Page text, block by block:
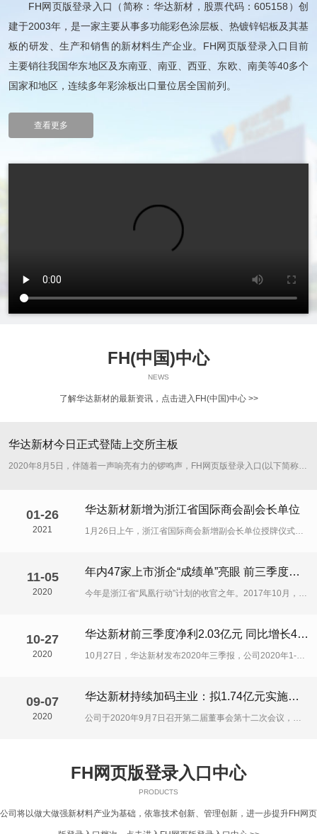
FH网页版登录入口（简称：华达新材，股票代码：605158）创
建于2003年，是一家主要从事多功能彩色涂层板、热镀锌铝板及其基
板的研发、生产和销售的新材料生产企业。FH网页版登录入口目前
主要销往我国华东地区及东南亚、南亚、西亚、东欧、南美等40多个
国家和地区，连续多年彩涂板出口量位居全国前列。
查看更多
FH(中国)中心
NEWS
了解华达新材的最新资讯， 点击进入FH(中国)中心 >>
08-05
华达新材今日正式登陆上交所主板
2020年8月5日，伴随着一声响亮有力的锣鸣声，FH网页版登录入口(以下简称“华达新材”)正式在上海证券交易所主板挂牌上市，登陆A股资本...
01-26
2021
华达新材新增为浙江省国际商会副会长单位
1月26日上午，浙江省国际商会新增副会长单位授牌仪式在杭州成功举行，省贸促、省国际商会会长陈宗尧为FH网页版登录入口等6家新当选的副会长....
11-05
2020
年内47家上市浙企“成绩单”亮眼 前三季度营收均超亿元
今年是浙江省“凤凰行动”计划的收官之年。2017年10月，浙江省提出以企业上市和并购重组为核心的“凤凰行动”计划，鼓励浙江企业加快上市步伐。自“凤....
10-27
2020
华达新材前三季度净利2.03亿元 同比增长43.99%
10月27日，华达新材发布2020年三季报，公司2020年1-9月实现营业收入43.97亿元，同比增长9.51%，归属于上市公司股东的净利润为2.....
09-07
2020
华达新材持续加码主业：拟1.74亿元实施技改项目
公司于2020年9月7日召开第二届董事会第十二次会议，审议通过《关于实施年产35万吨热镀铝锌板及基板技改项目的议案》。公司拟以自有资金实施年产35....
FH网页版登录入口中心
PRODUCTS
公司将以做大做强新材料产业为基础，依靠技术创新、管理创新，进一步提升FH网页